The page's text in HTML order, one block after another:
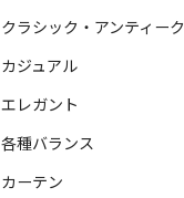
クラシック・アンティーク
カジュアル
エレガント
各種バランス
カーテン